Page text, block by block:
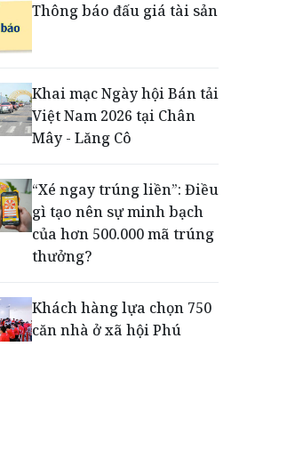
toán thưởng vượt kế
hoạch
lập nghiệp của người trẻ
toàn cầu
Thông báo đấu giá tài sản
Khai mạc Ngày hội Bán tải
Việt Nam 2026 tại Chân
Mây - Lăng Cô
“Xé ngay trúng liền”: Điều
gì tạo nên sự minh bạch
của hơn 500.000 mã trúng
thưởng?
Khách hàng lựa chọn 750
căn nhà ở xã hội Phú